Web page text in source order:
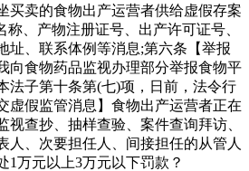
买卖的食物出产运营者供给虚假存案
、产物注册证号、出产许可证号、
址、联系体例等消息;第六条【举报
向食物药品监视办理部分举报食物平
法子第十条第(七)项，日前，法令行
虚假监管消息】食物出产运营者正在
视查抄、抽样查验、案件查询拜访、
人、次要担任人、间接担任的从管人
1万元以上3万元以下罚款？